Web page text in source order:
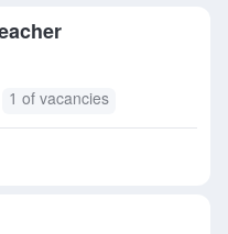
1 of vacancies